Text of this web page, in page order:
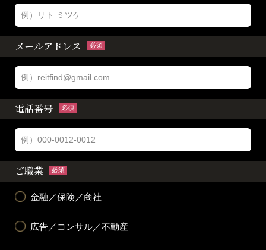
メールアドレス 必須
電話番号 必須
ご職業 必須
金融／保険／商社
広告／コンサル／不動産